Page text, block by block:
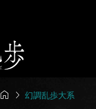
  幻調乱歩大系